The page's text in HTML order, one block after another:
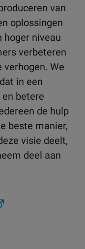
van
oplossingen
hoger niveau
verbeteren
We
in een
betere
de hulp
beste manier,
visie deelt,
deel aan